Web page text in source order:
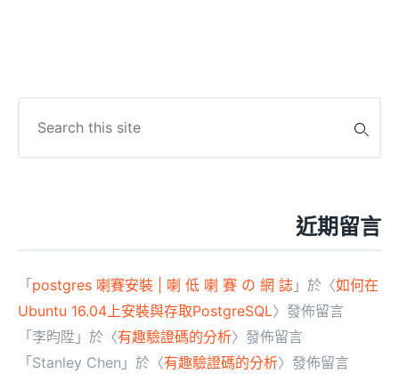
for:
近期留言
「 postgres 喇賽安裝 | 喇 低 喇 賽 の 網 誌 」於〈如何在
Ubuntu 16.04上安裝與存取PostgreSQL〉發佈留言
「 李昀陞 」於〈有趣驗證碼的分析〉發佈留言
「 Stanley Chen 」於〈有趣驗證碼的分析〉發佈留言